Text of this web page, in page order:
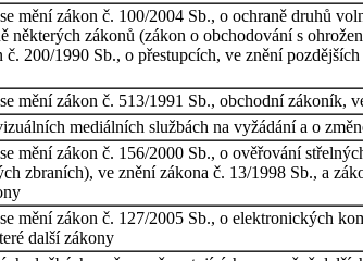
mění zákon č. 100/2004 Sb., o ochraně druhů
některých zákonů (zákon o obchodování s
č. 200/1990 Sb., o přestupcích, ve znění
mění zákon č. 513/1991 Sb., obchodní zákoník,
mediálních službách na vyžádání a o
mění zákon č. 156/2000 Sb., o ověřování
zbraních), ve znění zákona č. 13/1998 Sb., a
mění zákon č. 127/2005 Sb., o elektronických
další zákony